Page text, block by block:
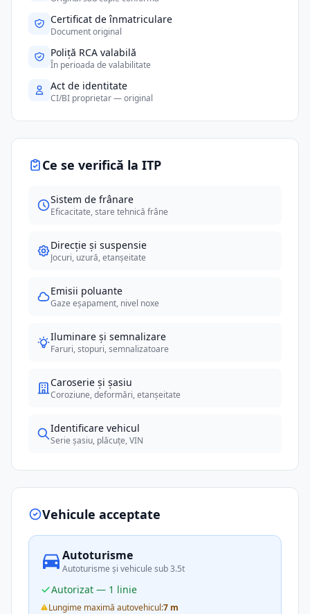
Certificat de înmatriculare
Document original
Poliță RCA valabilă
În perioada de valabilitate
Act de identitate
CI/BI proprietar — original
Ce se verifică la ITP
Sistem de frânare
Eficacitate, stare tehnică frâne
Direcție și suspensie
Jocuri, uzură, etanșeitate
Emisii poluante
Gaze eșapament, nivel noxe
Iluminare și semnalizare
Faruri, stopuri, semnalizatoare
Caroserie și șasiu
Coroziune, deformări, etanșeitate
Identificare vehicul
Serie șasiu, plăcuțe, VIN
Vehicule acceptate
Autoturisme
Autoturisme și vehicule sub 3.5t
Autorizat — 1 linie
Lungime maximă autovehicul:7 m